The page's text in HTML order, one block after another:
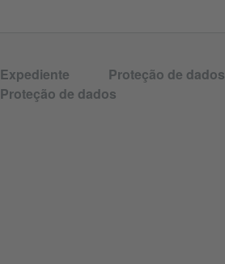
Expediente Proteção de dados
Proteção de dados